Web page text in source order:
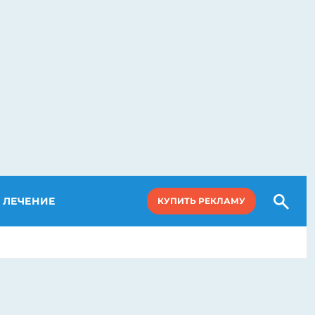
ЛЕЧЕНИЕ КУПИТЬ РЕКЛАМУ